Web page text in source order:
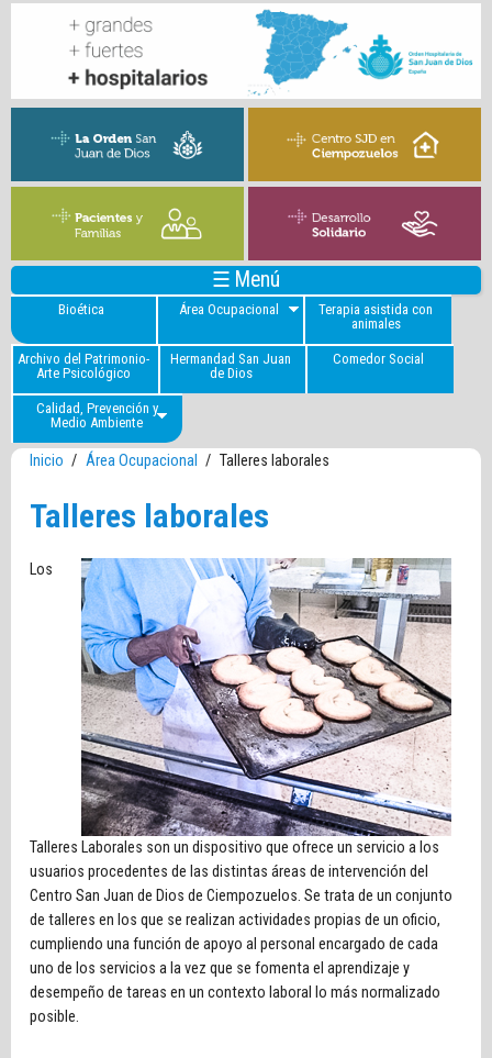
☰ Menú
Bioética Área Ocupacional
Terapia asistida con
animales
Archivo del Patrimonio-
Arte Psicológico
Hermandad San Juan
de Dios
Comedor Social
Calidad, Prevención y
Medio Ambiente
Inicio / Área Ocupacional / Talleres laborales
Talleres laborales
Los
Talleres Laborales son un dispositivo que ofrece un servicio a los
usuarios procedentes de las distintas áreas de intervención del
Centro San Juan de Dios de Ciempozuelos. Se trata de un conjunto
de talleres en los que se realizan actividades propias de un oficio,
cumpliendo una función de apoyo al personal encargado de cada
uno de los servicios a la vez que se fomenta el aprendizaje y
desempeño de tareas en un contexto laboral lo más normalizado
posible.